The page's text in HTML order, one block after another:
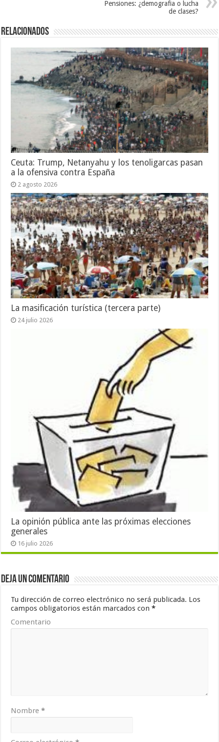
Pensiones: ¿demografia o lucha
de clases?
Relacionados
Ceuta: Trump, Netanyahu y los tenoligarcas pasan
a la ofensiva contra España
2 agosto 2026
La masificación turística (tercera parte)
24 julio 2026
La opinión pública ante las próximas elecciones
generales
16 julio 2026
Deja un comentario
Tu dirección de correo electrónico no será publicada. Los
campos obligatorios están marcados con*
Comentario
Nombre*